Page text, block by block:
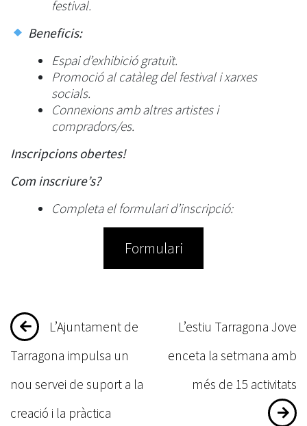
festival.
Beneficis:
Espai d’exhibició gratuït.
Promoció al catàleg del festival i xarxes
socials.
Connexions amb altres artistes i
compradors/es.
Inscripcions obertes!
Com inscriure’s?
Completa el formulari d’inscripció:
Formulari
Navegació
d'entrades
L’Ajuntament de
Tarragona impulsa un
nou servei de suport a la
creació i la pràctica
L’estiu Tarragona Jove
enceta la setmana amb
més de 15 activitats